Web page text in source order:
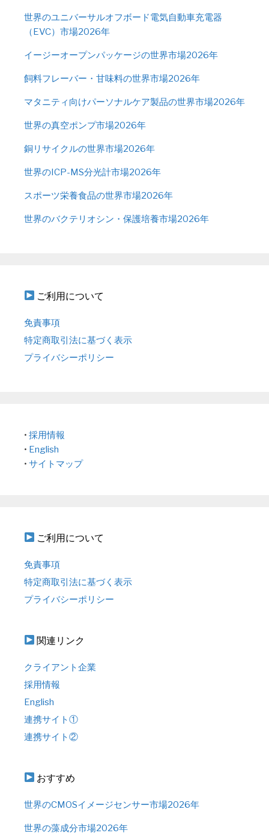
世界のユニバーサルオフボード電気自動車充電器
（EVC）市場2026年
イージーオープンパッケージの世界市場2026年
飼料フレーバー・甘味料の世界市場2026年
マタニティ向けパーソナルケア製品の世界市場2026年
世界の真空ポンプ市場2026年
銅リサイクルの世界市場2026年
世界のICP-MS分光計市場2026年
スポーツ栄養食品の世界市場2026年
世界のバクテリオシン・保護培養市場2026年
ご利用について
免責事項
特定商取引法に基づく表示
プライバシーポリシー
• 採用情報
• English
• サイトマップ
ご利用について
免責事項
特定商取引法に基づく表示
プライバシーポリシー
関連リンク
クライアント企業
採用情報
English
連携サイト①
連携サイト②
おすすめ
世界のCMOSイメージセンサー市場2026年
世界の藻成分市場2026年